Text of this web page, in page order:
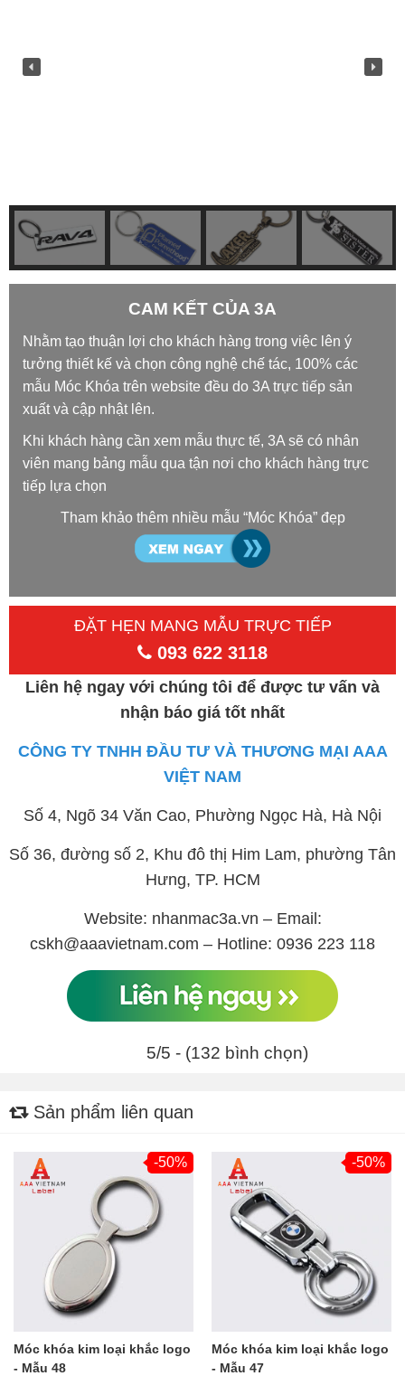
CAM KẾT CỦA 3A
Nhằm tạo thuận lợi cho khách hàng trong việc lên ý
tưởng thiết kế và chọn công nghệ chế tác, 100% các
mẫu Móc Khóa trên website đều do 3A trực tiếp sản
xuất và cập nhật lên.
Khi khách hàng cần xem mẫu thực tế, 3A sẽ có nhân
viên mang bảng mẫu qua tận nơi cho khách hàng trực
tiếp lựa chọn
Tham khảo thêm nhiều mẫu “Móc Khóa” đẹp
ĐẶT HẸN MANG MẪU TRỰC TIẾP
093 622 3118
Liên hệ ngay với chúng tôi để được tư vấn và
nhận báo giá tốt nhất
CÔNG TY TNHH ĐẦU TƯ VÀ THƯƠNG MẠI AAA
VIỆT NAM
Số 4, Ngõ 34 Văn Cao, Phường Ngọc Hà, Hà Nội
Số 36, đường số 2, Khu đô thị Him Lam, phường Tân
Hưng, TP. HCM
Website: nhanmac3a.vn – Email:
cskh@aaavietnam.com – Hotline: 0936 223 118
5/5 - (132 bình chọn)
Sản phẩm liên quan
-50%
Móc khóa kim loại khắc logo
- Mẫu 48
-50%
Móc khóa kim loại khắc logo
- Mẫu 47